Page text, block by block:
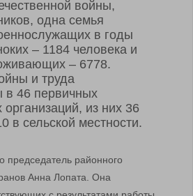
войны,
одна семья
в годы
– 1184 человека и
– 6778.
и труда
в 46 первичных
организаций, из них 36
в сельской местности.
председатель районного
Анна Лопата. Она